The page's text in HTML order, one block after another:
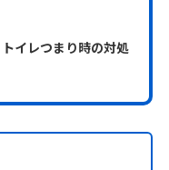
イレつまり時の対処